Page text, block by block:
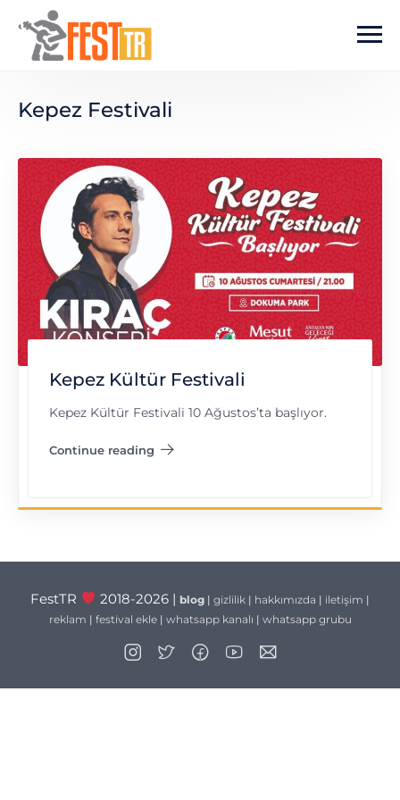
Ana içeriğe atla
Kepez Festivali
Kepez Kültür Festivali
Kepez Kültür Festivali 10 Ağustos’ta başlıyor.
Continue reading
"Kepez Kültür Festivali"
FestTR 2018-2026 | blog| gizlilik| hakkımızda | iletişim |
reklam | festival ekle| whatsapp kanalı | whatsapp grubu